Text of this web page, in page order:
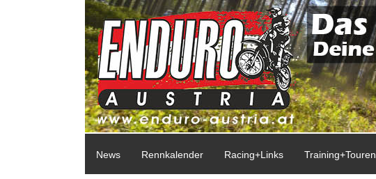
News Rennkalender Racing+Links Training+Touren